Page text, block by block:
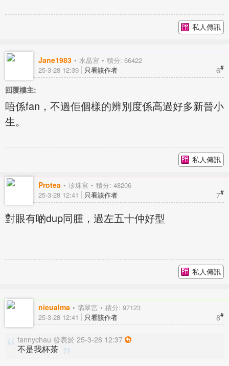
私人傳訊
Jane1983 水晶宮 積分: 66422
6#
25-3-28 12:39 只看該作者
回覆樓主:
唔係fan，不過佢個樣的辨別度係高過好多新晉小
生。
私人傳訊
Protea 珍珠宮 積分: 48206
7#
25-3-28 12:41 只看該作者
對眼有啲dup同腫，過左五十仲好型
私人傳訊
nieualma 翡翠宮 積分: 97123
8#
25-3-28 12:41 只看該作者
fannychau 發表於 25-3-28 12:37
不是我杯茶